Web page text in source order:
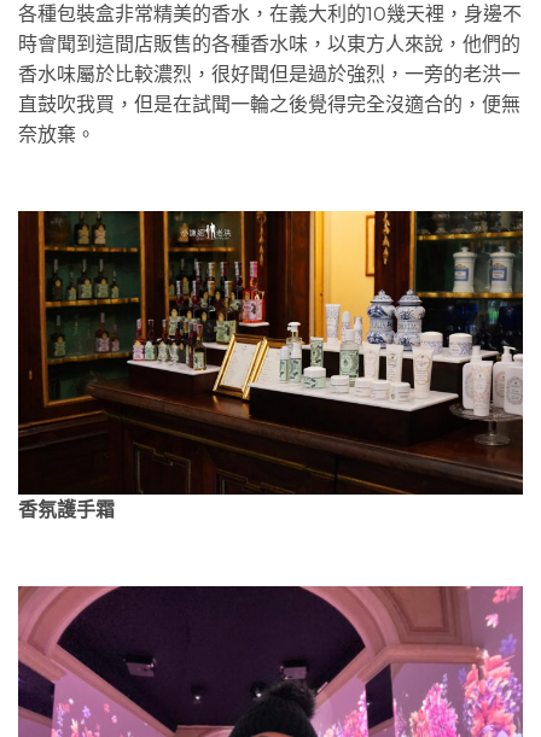
各種包裝盒非常精美的香水，在義大利的10幾天裡，身邊不
時會聞到這間店販售的各種香水味，以東方人來說，他們的
香水味屬於比較濃烈，很好聞但是過於強烈，一旁的老洪一
直鼓吹我買，但是在試聞一輪之後覺得完全沒適合的，便無
奈放棄。
香氛護手霜